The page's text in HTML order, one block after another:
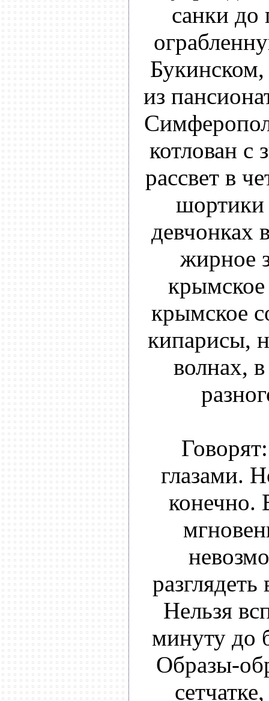
санки до
Букинском,
из
котлован с
рассвет в
шортики
девчонках
жирное
крымское
кипарисы,
волнах,
глазами.
конечно.
Нельзя
минуту до
Образы-